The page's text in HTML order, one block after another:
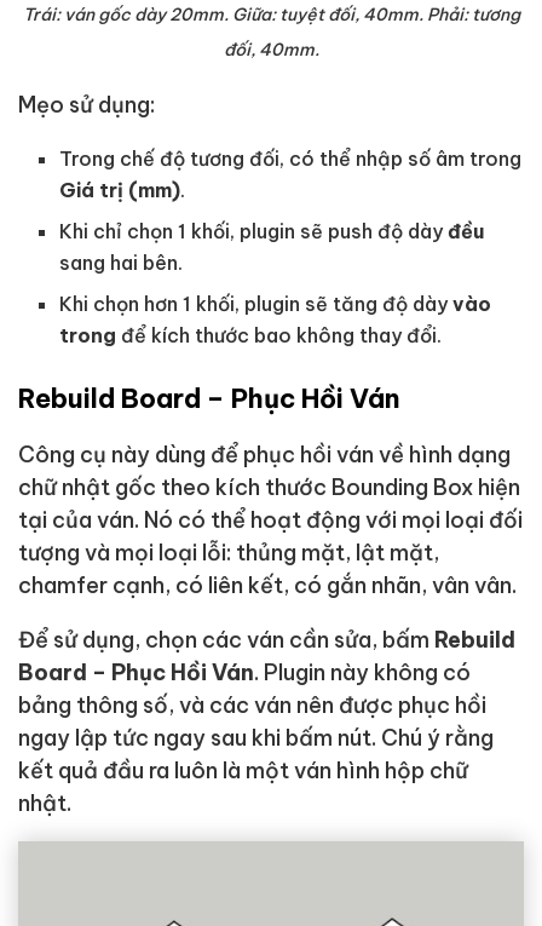
Trái: ván gốc dày 20mm. Giữa: tuyệt đối, 40mm. Phải: tương
đối, 40mm.
Mẹo sử dụng:
Trong chế độ tương đối, có thể nhập số âm trong
Giá trị (mm).
Khi chỉ chọn 1 khối, plugin sẽ push độ dàyđều
sang hai bên.
Khi chọn hơn 1 khối, plugin sẽ tăng độ dàyvào
trong để kích thước bao không thay đổi.
Rebuild Board – Phục Hồi Ván
Công cụ này dùng để phục hồi ván về hình dạng
chữ nhật gốc theo kích thước Bounding Box hiện
tại của ván. Nó có thể hoạt động với mọi loại đối
tượng và mọi loại lỗi: thủng mặt, lật mặt,
chamfer cạnh, có liên kết, có gắn nhãn, vân vân.
Để sử dụng, chọn các ván cần sửa, bấm Rebuild
Board – Phục Hồi Ván. Plugin này không có
bảng thông số, và các ván nên được phục hồi
ngay lập tức ngay sau khi bấm nút. Chú ý rằng
kết quả đầu ra luôn là một ván hình hộp chữ
nhật.